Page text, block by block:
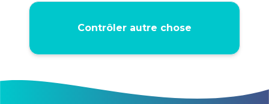
Contrôler autre chose